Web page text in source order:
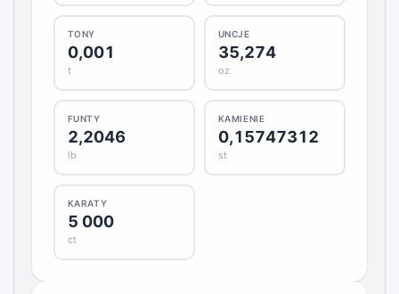
TONY
0,001
t
UNCJE
35,274
oz
FUNTY
2,2046
lb
KAMIENIE
0,15747312
st
KARATY
5 000
ct